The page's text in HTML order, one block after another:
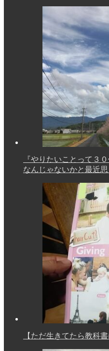
『やりたいことって３
なんじゃないかと最近思
【ただ生きてたら教科